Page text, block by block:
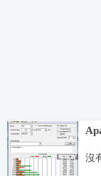
沒